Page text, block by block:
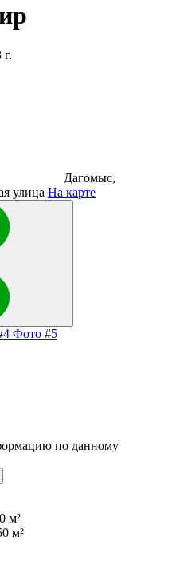
Дагомыс,
улица На карте
Фото #5
по данному
м²
м²